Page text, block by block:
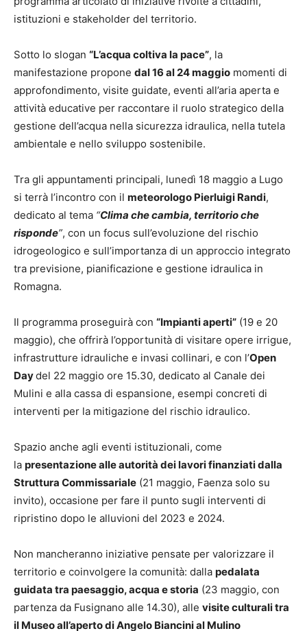
istituzioni e stakeholder del territorio.
Sotto lo slogan “L’acqua coltiva la pace”, la
manifestazione propone dal 16 al 24 maggio momenti di
approfondimento, visite guidate, eventi all’aria aperta e
attività educative per raccontare il ruolo strategico della
gestione dell’acqua nella sicurezza idraulica, nella tutela
ambientale e nello sviluppo sostenibile.
Tra gli appuntamenti principali, lunedì 18 maggio a Lugo
si terrà l’incontro con il meteorologo Pierluigi Randi,
dedicato al tema “Clima che cambia, territorio che
risponde”, con un focus sull’evoluzione del rischio
idrogeologico e sull’importanza di un approccio integrato
tra previsione, pianificazione e gestione idraulica in
Romagna.
Il programma proseguirà con “Impianti aperti” (19 e 20
maggio), che offrirà l’opportunità di visitare opere irrigue,
infrastrutture idrauliche e invasi collinari, e con l’Open
Daydel 22 maggio ore 15.30, dedicato al Canale dei
Mulini e alla cassa di espansione, esempi concreti di
interventi per la mitigazione del rischio idraulico.
Spazio anche agli eventi istituzionali, come
la presentazione alle autorità dei lavori finanziati dalla
Struttura Commissariale (21 maggio, Faenza solo su
invito), occasione per fare il punto sugli interventi di
ripristino dopo le alluvioni del 2023 e 2024.
Non mancheranno iniziative pensate per valorizzare il
territorio e coinvolgere la comunità: dalla pedalata
guidata tra paesaggio, acqua e storia (23 maggio, con
partenza da Fusignano alle 14.30), alle visite culturali tra
il Museo all’aperto di Angelo Biancini al Mulino